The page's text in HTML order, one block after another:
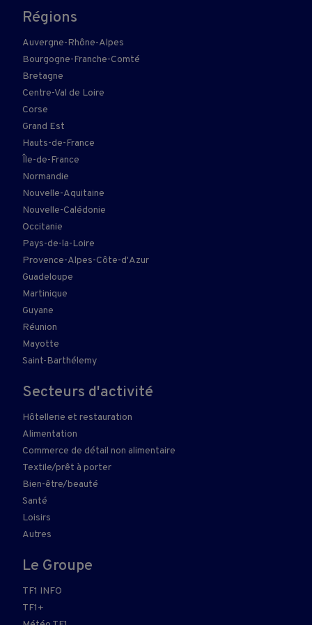
Régions
Auvergne-Rhône-Alpes
Bourgogne-Franche-Comté
Bretagne
Centre-Val de Loire
Corse
Grand Est
Hauts-de-France
Île-de-France
Normandie
Nouvelle-Aquitaine
Nouvelle-Calédonie
Occitanie
Pays-de-la-Loire
Provence-Alpes-Côte-d'Azur
Guadeloupe
Martinique
Guyane
Réunion
Mayotte
Saint-Barthélemy
Secteurs d'activité
Hôtellerie et restauration
Alimentation
Commerce de détail non alimentaire
Textile/prêt à porter
Bien-être/beauté
Santé
Loisirs
Autres
Le Groupe
TF1 INFO
TF1+